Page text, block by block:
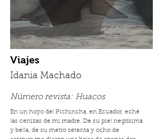
Viajes
Idania Machado
Número revista: Huacos
En un hoyo del Pichincha, en Ecuador, eché
las cenizas de mi madre. De su piel negrísima
y bella, de su metro setenta y ocho de